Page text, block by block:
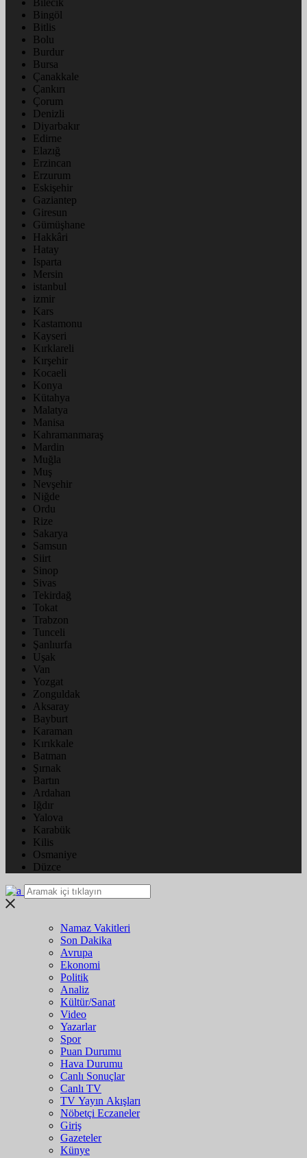
Bilecik
Bingöl
Bitlis
Bolu
Burdur
Bursa
Çanakkale
Çankırı
Çorum
Denizli
Diyarbakır
Edirne
Elazığ
Erzincan
Erzurum
Eskişehir
Gaziantep
Giresun
Gümüşhane
Hakkâri
Hatay
Isparta
Mersin
istanbul
izmir
Kars
Kastamonu
Kayseri
Kırklareli
Kırşehir
Kocaeli
Konya
Kütahya
Malatya
Manisa
Kahramanmaraş
Mardin
Muğla
Muş
Nevşehir
Niğde
Ordu
Rize
Sakarya
Samsun
Siirt
Sinop
Sivas
Tekirdağ
Tokat
Trabzon
Tunceli
Şanlıurfa
Uşak
Van
Yozgat
Zonguldak
Aksaray
Bayburt
Karaman
Kırıkkale
Batman
Şırnak
Bartın
Ardahan
Iğdır
Yalova
Karabük
Kilis
Osmaniye
Düzce
Namaz Vakitleri
Son Dakika
Avrupa
Ekonomi
Politik
Analiz
Kültür/Sanat
Video
Yazarlar
Spor
Puan Durumu
Hava Durumu
Canlı Sonuçlar
Canlı TV
TV Yayın Akışları
Nöbetçi Eczaneler
Giriş
Gazeteler
Künye